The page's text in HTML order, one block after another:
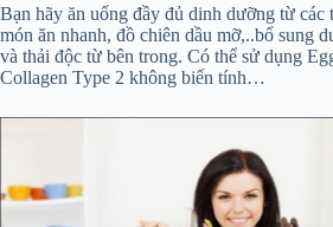
Bạn hãy ăn uống đầy đủ dinh dưỡng từ các
món ăn nhanh, đồ chiên dầu mỡ,..bổ sung
và thải độc từ bên trong. Có thể sử dụng
Collagen Type 2 không biến tính…